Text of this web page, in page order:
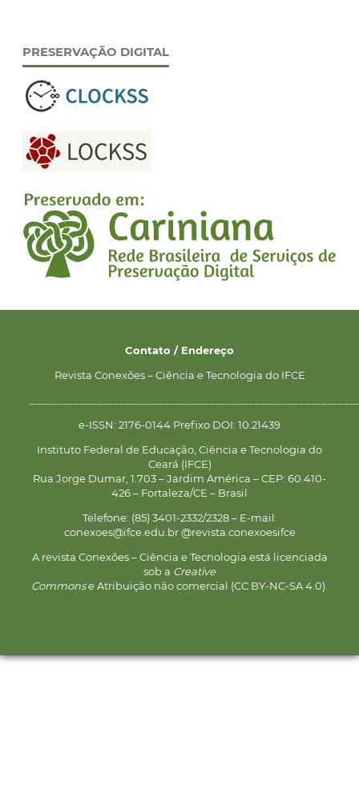
PRESERVAÇÃO DIGITAL
Contato / Endereço
Revista Conexões – Ciência e Tecnologia do IFCE
e-ISSN: 2176-0144 Prefixo DOI: 10.21439
Instituto Federal de Educação, Ciência e Tecnologia do
Ceará (IFCE)
Rua Jorge Dumar, 1.703 – Jardim América – CEP: 60.410-
426 – Fortaleza/CE – Brasil
Telefone: (85) 3401-2332/2328 – E-mail:
conexoes@ifce.edu.br @revista.conexoesifce
A revista Conexões – Ciência e Tecnologia está licenciada
sob a Creative
Commonse Atribuição não comercial (CC BY-NC-SA 4.0).